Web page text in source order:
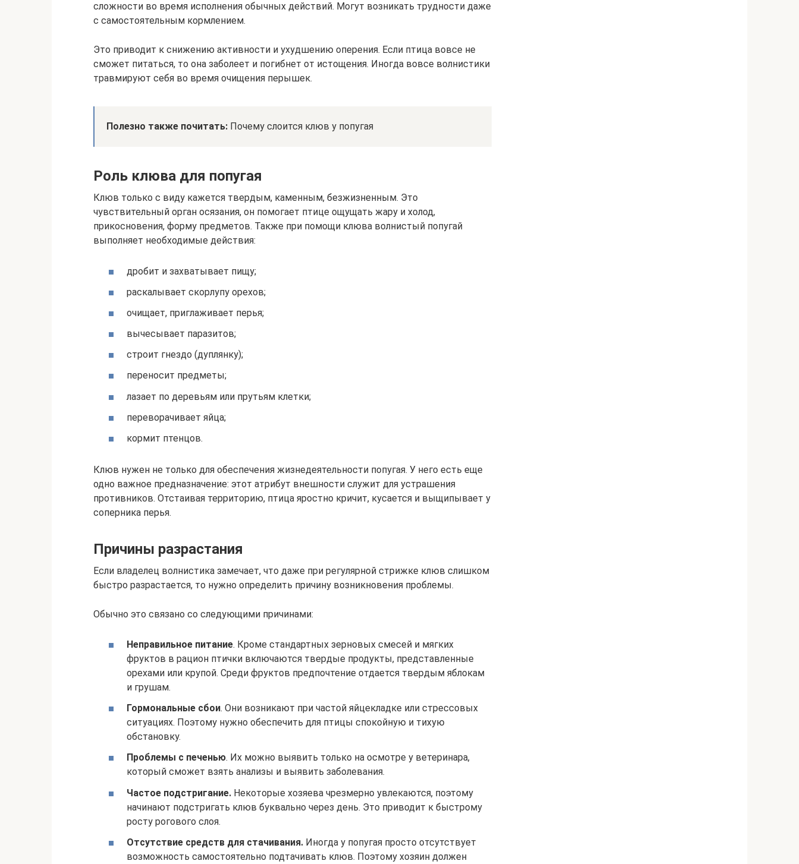
сложности во время исполнения обычных действий. Могут возникать трудности даже
с самостоятельным кормлением.
Это приводит к снижению активности и ухудшению оперения. Если птица вовсе не
сможет питаться, то она заболеет и погибнет от истощения. Иногда вовсе волнистики
травмируют себя во время очищения перышек.
Полезно также почитать: Почему слоится клюв у попугая
Роль клюва для попугая
Клюв только с виду кажется твердым, каменным, безжизненным. Это
чувствительный орган осязания, он помогает птице ощущать жару и холод,
прикосновения, форму предметов. Также при помощи клюва волнистый попугай
выполняет необходимые действия:
дробит и захватывает пищу;
раскалывает скорлупу орехов;
очищает, приглаживает перья;
вычесывает паразитов;
строит гнездо (дуплянку);
переносит предметы;
лазает по деревьям или прутьям клетки;
переворачивает яйца;
кормит птенцов.
Клюв нужен не только для обеспечения жизнедеятельности попугая. У него есть еще
одно важное предназначение: этот атрибут внешности служит для устрашения
противников. Отстаивая территорию, птица яростно кричит, кусается и выщипывает у
соперника перья.
Причины разрастания
Если владелец волнистика замечает, что даже при регулярной стрижке клюв слишком
быстро разрастается, то нужно определить причину возникновения проблемы.
Обычно это связано со следующими причинами:
Неправильное питание. Кроме стандартных зерновых смесей и мягких
фруктов в рацион птички включаются твердые продукты, представленные
орехами или крупой. Среди фруктов предпочтение отдается твердым яблокам
и грушам.
Гормональные сбои. Они возникают при частой яйцекладке или стрессовых
ситуациях. Поэтому нужно обеспечить для птицы спокойную и тихую
обстановку.
Проблемы с печенью. Их можно выявить только на осмотре у ветеринара,
который сможет взять анализы и выявить заболевания.
Частое подстригание. Некоторые хозяева чрезмерно увлекаются, поэтому
начинают подстригать клюв буквально через день. Это приводит к быстрому
росту рогового слоя.
Отсутствие средств для стачивания. Иногда у попугая просто отсутствует
возможность самостоятельно подтачивать клюв. Поэтому хозяин должен